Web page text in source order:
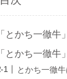
「とかち一徹牛
「とかち一徹
とかち一徹